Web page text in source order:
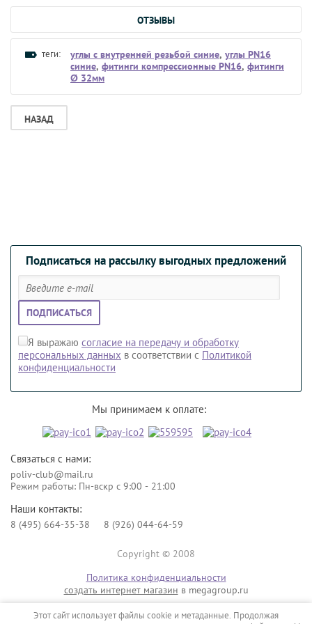
Этот сайт использует файлы cookie и метаданные. Продолжая
ОТЗЫВЫ
теги: углы с внутренней резьбой синие, углы PN16
синие, фитинги компрессионные PN16, фитинги
Ø 32мм
НАЗАД
Подписаться на рассылку выгодных предложений
Я выражаю согласие на передачу и обработку
персональных данных в соответствии с Политикой
конфиденциальности
ПОДПИСАТЬСЯ
Мы принимаем к оплате:
Связаться с нами:
poliv-club@mail.ru
Режим работы: Пн-вскр с 9:00 - 21:00
Наши контакты:
8 (495) 664-35-38 8 (926) 044-64-59
Copyright © 2008
Политика конфиденциальности
создать интернет магазин в megagroup.ru